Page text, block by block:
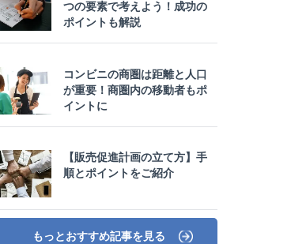
つの要素で考えよう！成功の
ポイントも解説
コンビニの商圏は距離と人口
が重要！商圏内の移動者もポ
イントに
【販売促進計画の立て方】手
順とポイントをご紹介
もっとおすすめ記事を見る